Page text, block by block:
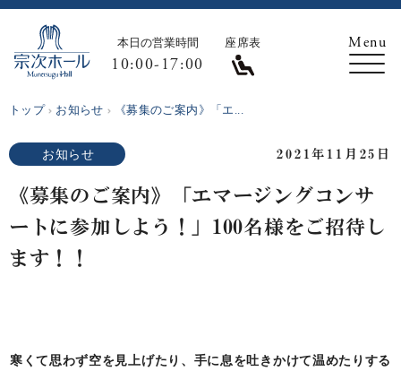
本日の営業時間
10:00-17:00
座席表
トップ お知らせ 《募集のご案内》「エ...
お知らせ 2021年11月25日
《募集のご案内》「エマージングコンサ
ートに参加しよう！」100名様をご招待し
ます！！
寒くて思わず空を見上げたり、手に息を吐きかけて温めたりする